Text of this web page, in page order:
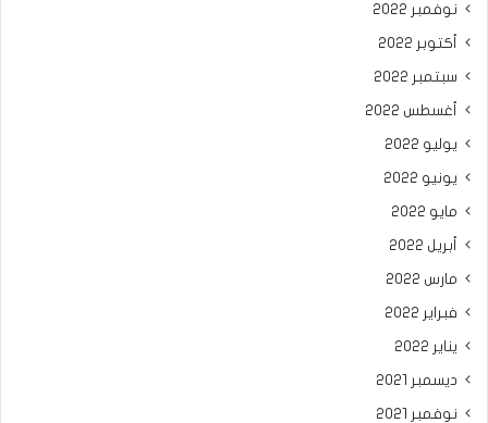
نوفمبر 2022
أكتوبر 2022
سبتمبر 2022
أغسطس 2022
يوليو 2022
يونيو 2022
مايو 2022
أبريل 2022
مارس 2022
فبراير 2022
يناير 2022
ديسمبر 2021
نوفمبر 2021